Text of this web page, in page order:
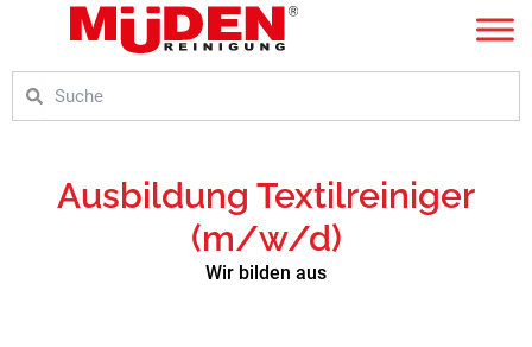
Ausbildung Textilreiniger
(m/w/d)
Wir bilden aus